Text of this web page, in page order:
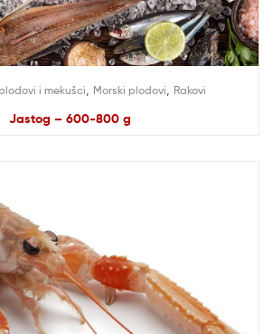
i mekušci Morski plodovi Rakovi
Jastog – 600-800 g